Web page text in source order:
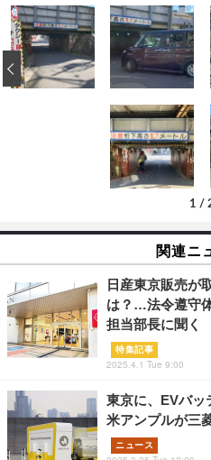
1 /
‹
関連ニ
日産東京販売が
は？…法令遵守
担当部長に聞く
特集記事
2025.4.1 Tue 9:00
東京に、EVバ
米アンプルが三
ニュース